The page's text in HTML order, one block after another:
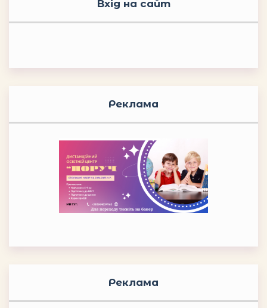
Вхід на сайт
Реклама
Реклама